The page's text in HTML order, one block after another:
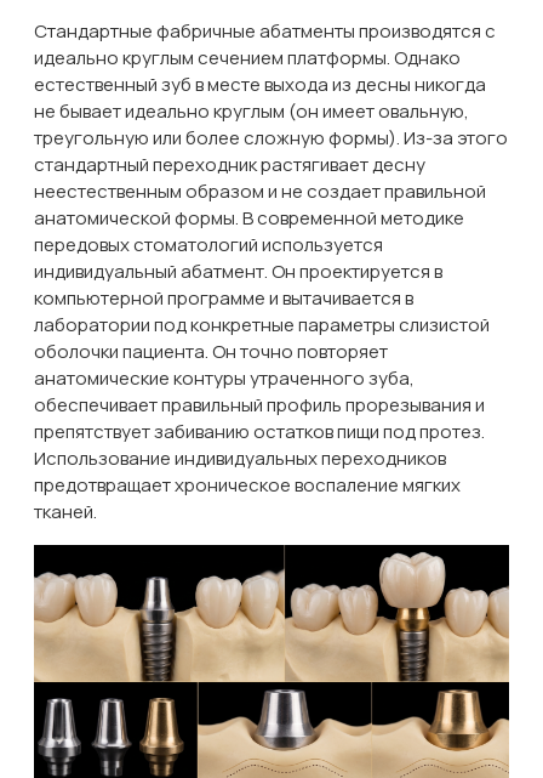
Стандартные фабричные абатменты производятся с
идеально круглым сечением платформы. Однако
естественный зуб в месте выхода из десны никогда
не бывает идеально круглым (он имеет овальную,
треугольную или более сложную формы). Из-за этого
стандартный переходник растягивает десну
неестественным образом и не создает правильной
анатомической формы. В современной методике
передовых стоматологий используется
индивидуальный абатмент. Он проектируется в
компьютерной программе и вытачивается в
лаборатории под конкретные параметры слизистой
оболочки пациента. Он точно повторяет
анатомические контуры утраченного зуба,
обеспечивает правильный профиль прорезывания и
препятствует забиванию остатков пищи под протез.
Использование индивидуальных переходников
предотвращает хроническое воспаление мягких
тканей.